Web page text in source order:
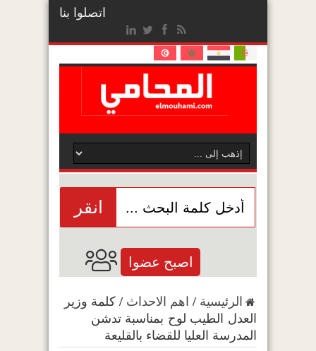
اتصلوا بنا
انقر
اصبح عضوا
الرئيسية / اهم الاحداث / كلمة وزير
العدل الطيب لوح بمناسبة تدشن
المدرسة العليا للقضاء بالقليعة